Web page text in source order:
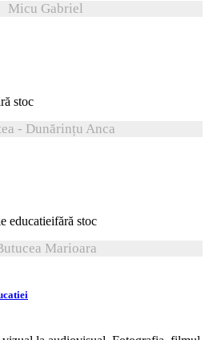
Micu Gabriel
stoc
- Dunărințu Anca
fără stoc
Marioara